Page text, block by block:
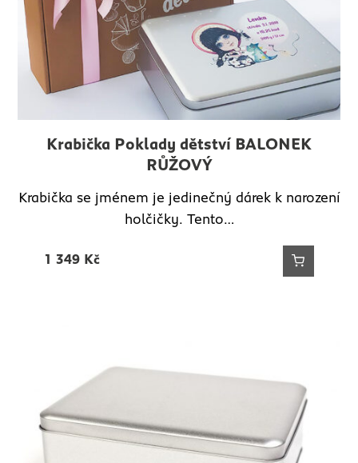
Krabička Poklady dětství BALONEK
RŮŽOVÝ
Krabička se jménem je jedinečný dárek k narození
holčičky. Tento…
1 349Kč